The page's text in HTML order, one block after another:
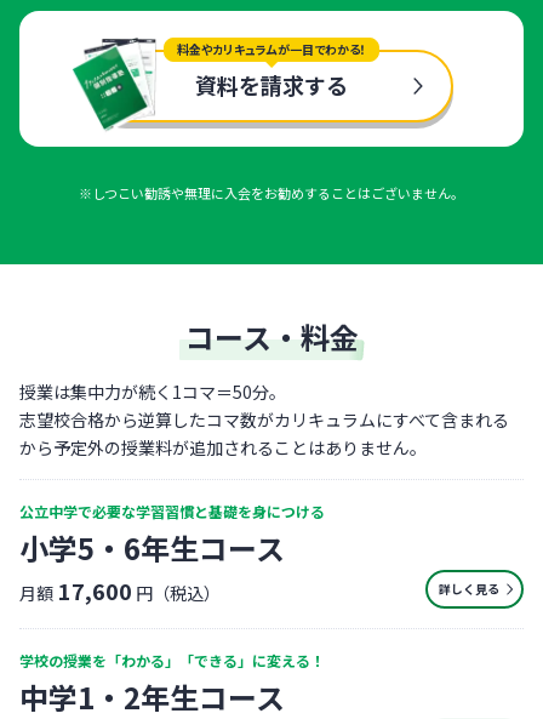
料金やカリキュラムが一目でわかる！
資料を請求する
※しつこい勧誘や無理に入会をお勧めすることはございません。
コース・料金
授業は集中力が続く1コマ＝50分。
志望校合格から逆算したコマ数がカリキュラムにすべて含まれる
から予定外の授業料が追加されることはありません。
公立中学で必要な学習習慣と基礎を身につける
小学5・6年生コース
月額 17,600 円（税込） 詳しく見る
学校の授業を「わかる」「できる」に変える！
中学1・2年生コース